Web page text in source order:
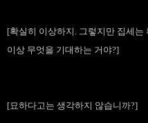
[확실히 이상하지. 그렇지만 집세
이상 무엇을 기대하는 거야?]
[묘하다고는 생각하지 않습니까?]